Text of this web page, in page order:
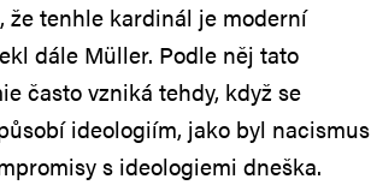
že tenhle kardinál je moderní
dále Müller. Podle něj tato
často vzniká tehdy, když se
ideologiím, jako byl nacismus
s ideologiemi dneška.